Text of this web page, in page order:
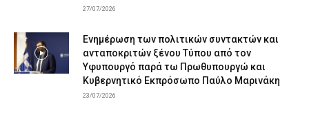
27/07/2026
Ενημέρωση των πολιτικών συντακτών και
ανταποκριτών ξένου Τύπου από τον
Υφυπουργό παρά τω Πρωθυπουργώ και
Κυβερνητικό Εκπρόσωπο Παύλο Μαρινάκη
23/07/2026